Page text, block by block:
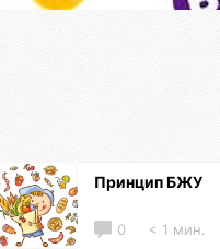
Принцип БЖУ
0 < 1 мин.